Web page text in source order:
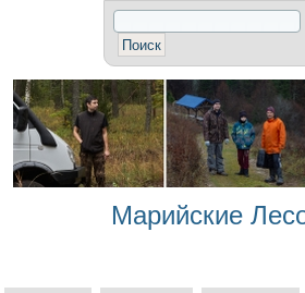
Марийские